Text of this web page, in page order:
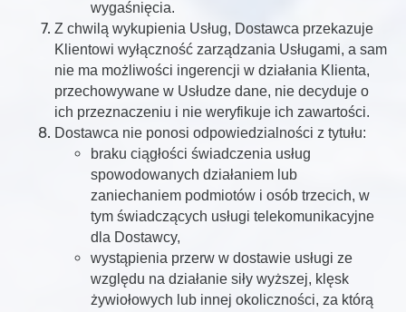
wygaśnięcia.
Z chwilą wykupienia Usług, Dostawca przekazuje
Klientowi wyłączność zarządzania Usługami, a sam
nie ma możliwości ingerencji w działania Klienta,
przechowywane w Usłudze dane, nie decyduje o
ich przeznaczeniu i nie weryfikuje ich zawartości.
Dostawca nie ponosi odpowiedzialności z tytułu:
braku ciągłości świadczenia usług
spowodowanych działaniem lub
zaniechaniem podmiotów i osób trzecich, w
tym świadczących usługi telekomunikacyjne
dla Dostawcy,
wystąpienia przerw w dostawie usługi ze
względu na działanie siły wyższej, klęsk
żywiołowych lub innej okoliczności, za którą